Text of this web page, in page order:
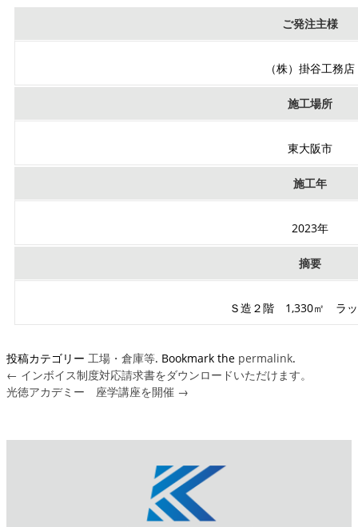
ご発注主様
（株）掛谷工務店
施工場所
東大阪市
施工年
2023年
摘要
Ｓ造２階 1,330㎡ ラッ
投稿カテゴリー 工場・倉庫等. Bookmark the permalink.
← インボイス制度対応請求書をダウンロードいただけます。
光徳アカデミー 座学講座を開催 →